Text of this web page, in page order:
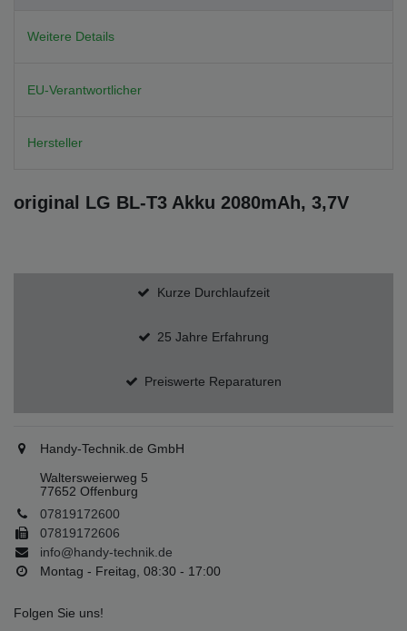
Weitere Details
EU-Verantwortlicher
Hersteller
original LG BL-T3 Akku 2080mAh, 3,7V
Kurze Durchlaufzeit
25 Jahre Erfahrung
Preiswerte Reparaturen
Handy-Technik.de GmbH
Waltersweierweg 5
77652 Offenburg
07819172600
07819172606
info@handy-technik.de
Montag - Freitag, 08:30 - 17:00
Folgen Sie uns!